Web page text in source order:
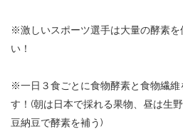
※激しいスポーツ選手は大量の酵素を
い！
※一日３食ごとに食物酵素と食物繊
す！(朝は日本で採れる果物、昼は生
豆納豆で酵素を補う)